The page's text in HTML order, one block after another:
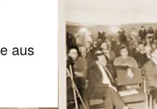
aus